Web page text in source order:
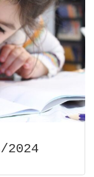
2024